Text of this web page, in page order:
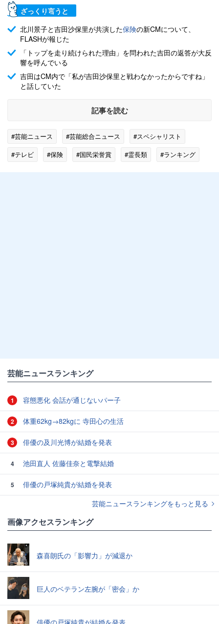
ざっくり言うと
北川景子と吉田沙保里が共演した保険の新CMについて、
FLASHが報じた
「トップを走り続けられた理由」を問われた吉田の返答が大反
響を呼んでいる
吉田はCM内で「私が吉田沙保里と戦わなかったからですね」
と話していた
記事を読む
#芸能ニュース #芸能総合ニュース
#スペシャリスト
#テレビ
#保険 #国民栄誉賞 #霊長類
#ランキング
芸能ニュースランキング
1 容態悪化 会話が通じないパー子
2 体重62kg→82kgに 寺田心の生活
3 俳優の及川光博が結婚を発表
4 池田直人 佐藤佳奈と電撃結婚
5
俳優の戸塚純貴が結婚を発表
芸能ニュースランキングをもっと見る
画像アクセスランキング
森喜朗氏の「影響力」が減退か
巨人のベテラン左腕が「密会」か
俳優の戸塚純貴が結婚を発表